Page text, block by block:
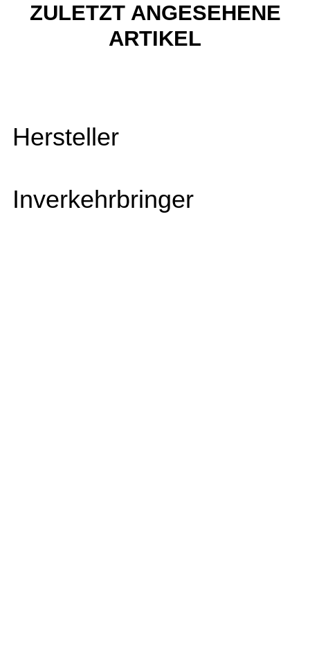
ZULETZT ANGESEHENE
ARTIKEL
Hersteller
Inverkehrbringer